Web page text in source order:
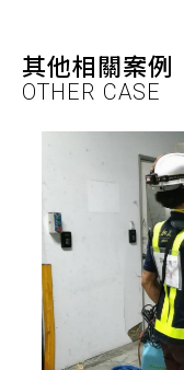
其他相關案例
OTHER CASE